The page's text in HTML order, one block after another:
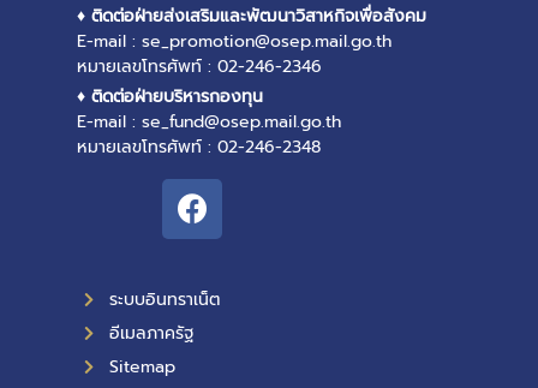
♦ ติดต่อฝ่ายส่งเสริมและพัฒนาวิสาหกิจเพื่อสังคม
E-mail : se_promotion@osep.mail.go.th
หมายเลขโทรศัพท์ : 02-246-2346
♦ ติดต่อฝ่ายบริหารกองทุน
E-mail : se_fund@osep.mail.go.th
หมายเลขโทรศัพท์ : 02-246-2348
ระบบอินทราเน็ต
อีเมลภาครัฐ
Sitemap